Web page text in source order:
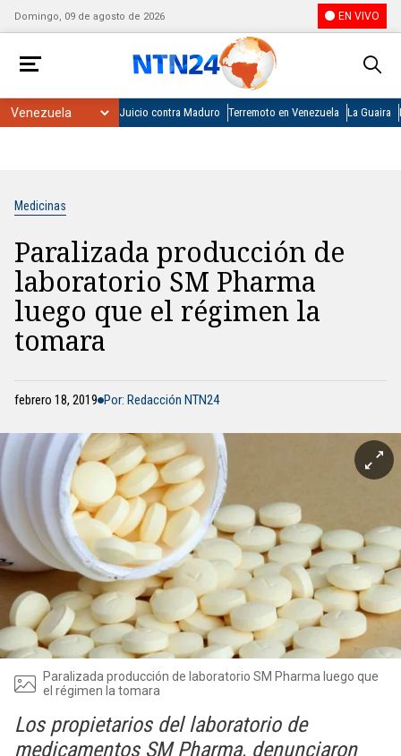
Domingo, 09 de agosto de 2026 EN VIVO
Juicio contra Maduro Terremoto en Venezuela La Guaira
Medicinas
Paralizada producción de
laboratorio SM Pharma
luego que el régimen la
tomara
febrero 18, 2019 Por: Redacción NTN24
Paralizada producción de laboratorio SM Pharma luego que
el régimen la tomara
Los propietarios del laboratorio de
medicamentos SM Pharma, denunciaron